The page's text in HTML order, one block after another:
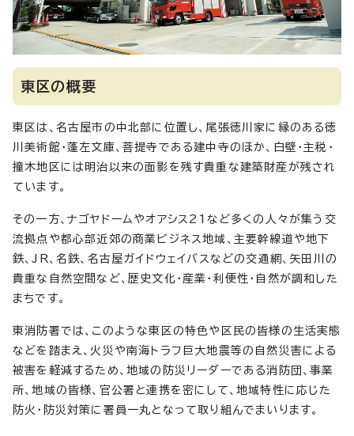
東区の概要
東区は、名古屋市の中北部に位置し、尾張徳川家に縁のある徳
川美術館・蓬左文庫、菩提寺である建中寺のほか、白壁・主税・
撞木地区には明治以来の面影を残す貴重な建築財産が残され
ています。
その一方、ナゴヤドームやオアシス21など多くの人々が集う交
流拠点や都心部近郊の商業ビジネス地域、主要幹線道や地下
鉄、JR、名鉄、名古屋ガイドウェイバスなどの交通網、矢田川の
貴重な自然空間など、歴史文化・産業・利便性・自然が調和した
まちです。
東消防署では、このような東区の特色や区民の皆様の生活実態
などを踏まえ、火災や南海トラフ巨大地震等の自然災害による
被害を軽減するため、地域の防災リーダーである消防団、事業
所、地域の皆様、官公署と連携を密にして、地域特性に応じた
防火・防災対策に署員一丸となって取り組んでまいります。